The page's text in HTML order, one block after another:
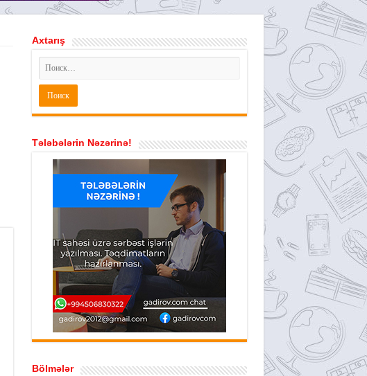
Axtarış
Tələbələrin Nəzərinə!
Bölmələr